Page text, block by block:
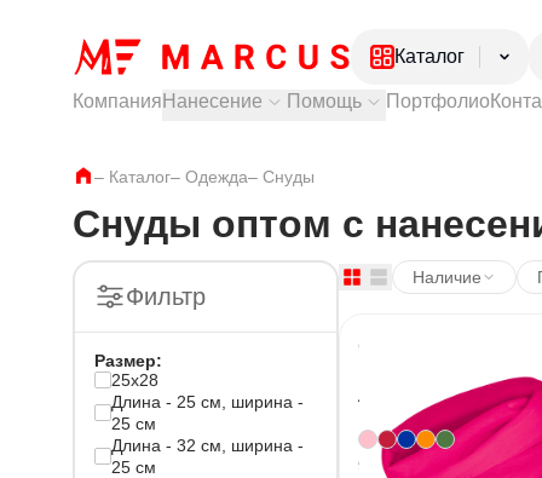
Каталог
Одежда
Обувь
Компания Нанесение
Лазерная гравировка
УФ печать
Помощь
Доставка и самовывоз
Частые вопросы
Портфолио
– Каталог– Одежда– Снуды
Снуды оптом с
Фильтр
Размер:
25x28
Длина - 25 см, ширина -
25 см
Длина - 32 см, ширина -
25 см
Наличие
Снуд флисовый
Артикул 17090
4
9
вариант